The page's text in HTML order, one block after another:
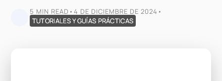
5 MIN READ • 4 DE DICIEMBRE DE 2024 •
TUTORIALES Y GUÍAS PRÁCTICAS